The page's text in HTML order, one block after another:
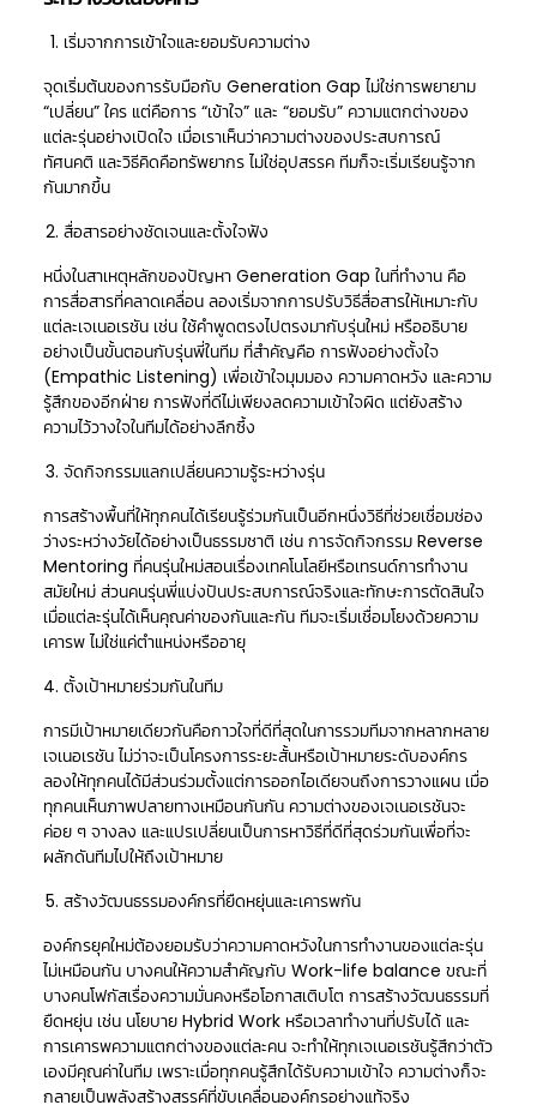
เริ่มจากการเข้าใจและยอมรับความต่าง
จุดเริ่มต้นของการรับมือกับ Generation Gap ไม่ใช่การพยายาม
“เปลี่ยน” ใคร แต่คือการ “เข้าใจ” และ “ยอมรับ” ความแตกต่างของ
แต่ละรุ่นอย่างเปิดใจ เมื่อเราเห็นว่าความต่างของประสบการณ์
ทัศนคติ และวิธีคิดคือทรัพยากร ไม่ใช่อุปสรรค ทีมก็จะเริ่มเรียนรู้จาก
กันมากขึ้น
สื่อสารอย่างชัดเจนและตั้งใจฟัง
หนึ่งในสาเหตุหลักของปัญหา Generation Gap ในที่ทำงาน คือ
การสื่อสารที่คลาดเคลื่อน ลองเริ่มจากการปรับวิธีสื่อสารให้เหมาะกับ
แต่ละเจเนอเรชัน เช่น ใช้คำพูดตรงไปตรงมากับรุ่นใหม่ หรืออธิบาย
อย่างเป็นขั้นตอนกับรุ่นพี่ในทีม ที่สำคัญคือ การฟังอย่างตั้งใจ
(Empathic Listening) เพื่อเข้าใจมุมมอง ความคาดหวัง และความ
รู้สึกของอีกฝ่าย การฟังที่ดีไม่เพียงลดความเข้าใจผิด แต่ยังสร้าง
ความไว้วางใจในทีมได้อย่างลึกซึ้ง
จัดกิจกรรมแลกเปลี่ยนความรู้ระหว่างรุ่น
การสร้างพื้นที่ให้ทุกคนได้เรียนรู้ร่วมกันเป็นอีกหนึ่งวิธีที่ช่วยเชื่อมช่อง
ว่างระหว่างวัยได้อย่างเป็นธรรมชาติ เช่น การจัดกิจกรรม Reverse
Mentoring ที่คนรุ่นใหม่สอนเรื่องเทคโนโลยีหรือเทรนด์การทำงาน
สมัยใหม่ ส่วนคนรุ่นพี่แบ่งปันประสบการณ์จริงและทักษะการตัดสินใจ
เมื่อแต่ละรุ่นได้เห็นคุณค่าของกันและกัน ทีมจะเริ่มเชื่อมโยงด้วยความ
เคารพ ไม่ใช่แค่ตำแหน่งหรืออายุ
ตั้งเป้าหมายร่วมกันในทีม
การมีเป้าหมายเดียวกันคือกาวใจที่ดีที่สุดในการรวมทีมจากหลากหลาย
เจเนอเรชัน ไม่ว่าจะเป็นโครงการระยะสั้นหรือเป้าหมายระดับองค์กร
ลองให้ทุกคนได้มีส่วนร่วมตั้งแต่การออกไอเดียจนถึงการวางแผน เมื่อ
ทุกคนเห็นภาพปลายทางเหมือนกันกัน ความต่างของเจเนอเรชันจะ
ค่อย ๆ จางลง และแปรเปลี่ยนเป็นการหาวิธีที่ดีที่สุดร่วมกันเพื่อที่จะ
ผลักดันทีมไปให้ถึงเป้าหมาย
สร้างวัฒนธรรมองค์กรที่ยืดหยุ่นและเคารพกัน
องค์กรยุคใหม่ต้องยอมรับว่าความคาดหวังในการทำงานของแต่ละรุ่น
ไม่เหมือนกัน บางคนให้ความสำคัญกับ Work-life balance ขณะที่
บางคนโฟกัสเรื่องความมั่นคงหรือโอกาสเติบโต การสร้างวัฒนธรรมที่
ยืดหยุ่น เช่น นโยบาย Hybrid Work หรือเวลาทำงานที่ปรับได้ และ
การเคารพความแตกต่างของแต่ละคน จะทำให้ทุกเจเนอเรชันรู้สึกว่าตัว
เองมีคุณค่าในทีม เพราะเมื่อทุกคนรู้สึกได้รับความเข้าใจ ความต่างก็จะ
กลายเป็นพลังสร้างสรรค์ที่ขับเคลื่อนองค์กรอย่างแท้จริง